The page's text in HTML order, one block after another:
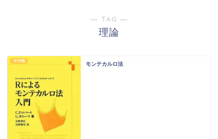
― TAG ―
理論
その他
モンテカルロ法